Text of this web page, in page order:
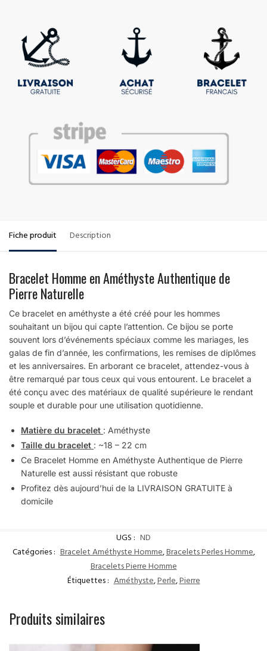
Fiche produit Description
Bracelet Homme en Améthyste Authentique de
Pierre Naturelle
Ce bracelet en améthyste a été créé pour les hommes
souhaitant un bijou qui capte l’attention. Ce bijou se porte
souvent lors d’événements spéciaux comme les mariages, les
galas de fin d’année, les confirmations, les remises de diplômes
et les anniversaires. En arborant ce bracelet, attendez-vous à
être remarqué par tous ceux qui vous entourent. Le bracelet a
été conçu avec des matériaux de qualité supérieure le rendant
souple et durable pour une utilisation quotidienne.
Matière du bracelet : Améthyste
Taille du bracelet : ~18 – 22 cm
Ce Bracelet Homme en Améthyste Authentique de Pierre
Naturelle est aussi résistant que robuste
Profitez dès aujourd’hui de la LIVRAISON GRATUITE à
domicile
UGS : ND
Catégories : Bracelet Améthyste Homme,Bracelets Perles Homme,
Bracelets Pierre Homme
Étiquettes : Améthyste,Perle,Pierre
Produits similaires